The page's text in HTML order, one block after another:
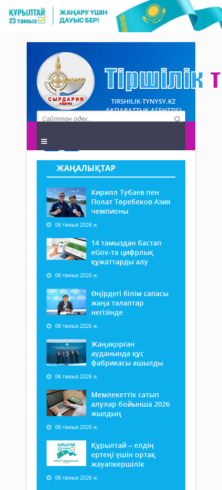
TIRSHILIK-TYNYSY.KZ
АҚПАРАТТЫҚ АГЕНТТІГІ
ЖАҢАЛЫҚТАР
Кирилл Тубаев пен
Полат Төребеков Азия
чемпионы
06 тамыз 2026 ж.
14 тамыздан бастап
еGov-та цифрлық
құжаттарды алу
06 тамыз 2026 ж.
Өңірдегі білім сапасы
жаңа талаптар
негізінде
06 тамыз 2026 ж.
Жаңақорған
ауданында құс
фабрикасы ашылды
06 тамыз 2026 ж.
Мемлекеттік сатып
алулар бойынша 2026
жылдың
06 тамыз 2026 ж.
Құрылтай – елдің
ертеңі үшін ортақ
жауапкершілік
06 тамыз 2026 ж.